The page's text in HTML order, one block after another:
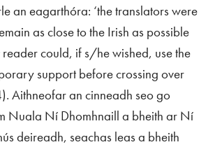
an eagarthóra: ‘the translators were
as close to the Irish as possible
could, if s/he wished, use the
support before crossing over
Aithneofar an cinneadh seo go
Nuala Ní Dhomhnaill a bheith ar Ní
deireadh, seachas leas a bheith